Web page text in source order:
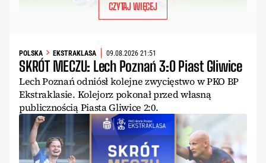
CZYTAJ WIĘCEJ
POLSKA EKSTRAKLASA 09.08.2026 21:51
SKRÓT MECZU: Lech Poznań 3:0 Piast Gliwice
Lech Poznań odniósł kolejne zwycięstwo w PKO BP
Ekstraklasie. Kolejorz pokonał przed własną
publicznością Piasta Gliwice 2:0.